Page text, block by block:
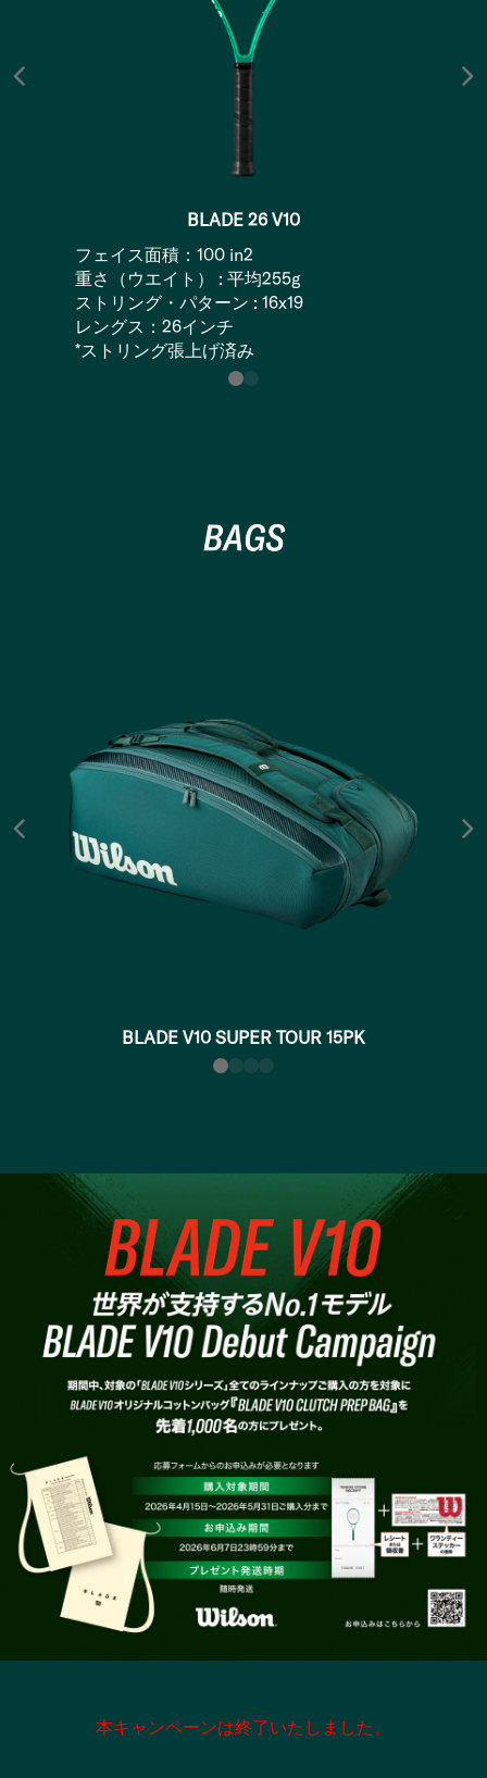
BLADE 26 V10
フェイス面積：100 in2
重さ（ウエイト） : 平均255g
ストリング・パターン : 16x19
レングス：26インチ
*ストリング張上げ済み
BLADE V10 SUPER TOUR 15PK
本キャンペーンは終了いたしました。